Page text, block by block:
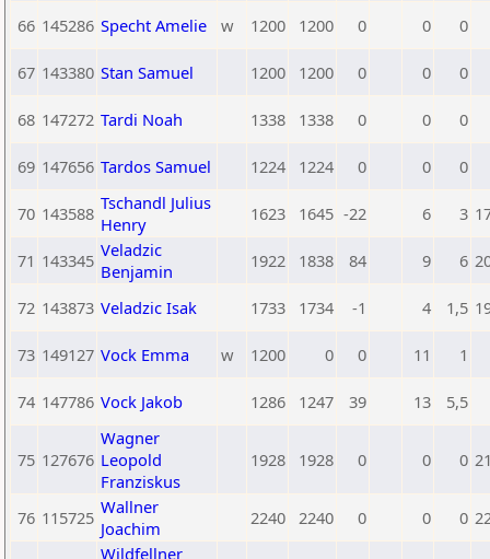
66 145286 Specht Amelie w 1200 1200 0 0 0
67 143380 Stan Samuel 1200 1200 0 0 0
68 147272 Tardi Noah 1338 1338 0 0 0
69 147656 Tardos Samuel 1224 1224 0 0 0
70 143588 Tschandl Julius
Henry
1623 1645 -22 6 3
71 143345 Veladzic
Benjamin
1922 1838 84 9 6
72 143873 Veladzic Isak 1733 1734 -1 4 1,5
73 149127 Vock Emma w 1200 0 0 11 1
74 147786 Vock Jakob 1286 1247 39 13 5,5
75 127676
Wagner
Leopold
Franziskus
1928 1928 0 0 0
76 115725 Wallner
Joachim
2240 2240 0 0 0
Wildfellner